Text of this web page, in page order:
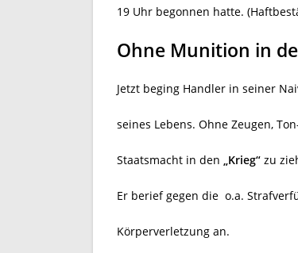
19 Uhr begonnen hatte.
Ohne Munition in
Jetzt beging Handler in seiner
seines Lebens. Ohne Zeugen,
Staatsmacht in den „Krieg“ zu
Er berief gegen die o.a.
Körperverletzung an.